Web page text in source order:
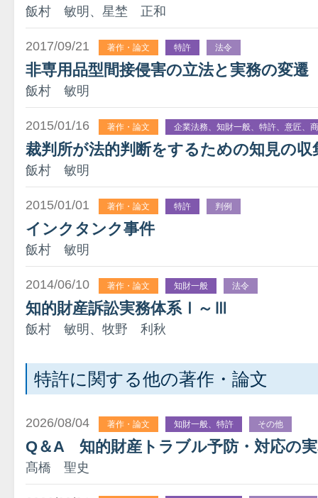
飯村 敏明、星埜 正和
2017/09/21 著作・論文 特許 法令
非専用品型間接侵害の立法と実務の変遷
飯村 敏明
2015/01/16 著作・論文 企業法務、知財一般、特許、意匠、
裁判所が法的判断をするための知見の
飯村 敏明
2015/01/01 著作・論文 特許 判例
インクタンク事件
飯村 敏明
2014/06/10 著作・論文 知財一般 法令
知的財産訴訟実務体系Ⅰ～Ⅲ
飯村 敏明、牧野 利秋
特許に関する他の著作・論文
2026/08/04 著作・論文 知財一般、特許 その他
Q＆A 知的財産トラブル予防・対応の
髙橋 聖史